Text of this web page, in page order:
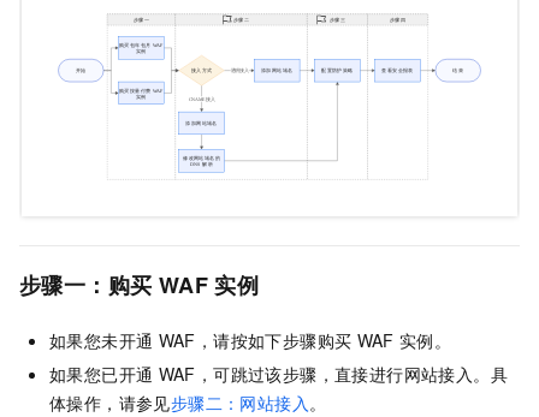
步骤一：购买 WAF 实例
如果您未开通 WAF，请按如下步骤购买 WAF 实例。
如果您已开通 WAF，可跳过该步骤，直接进行网站接入。具
体操作，请参见步骤二：网站接入。